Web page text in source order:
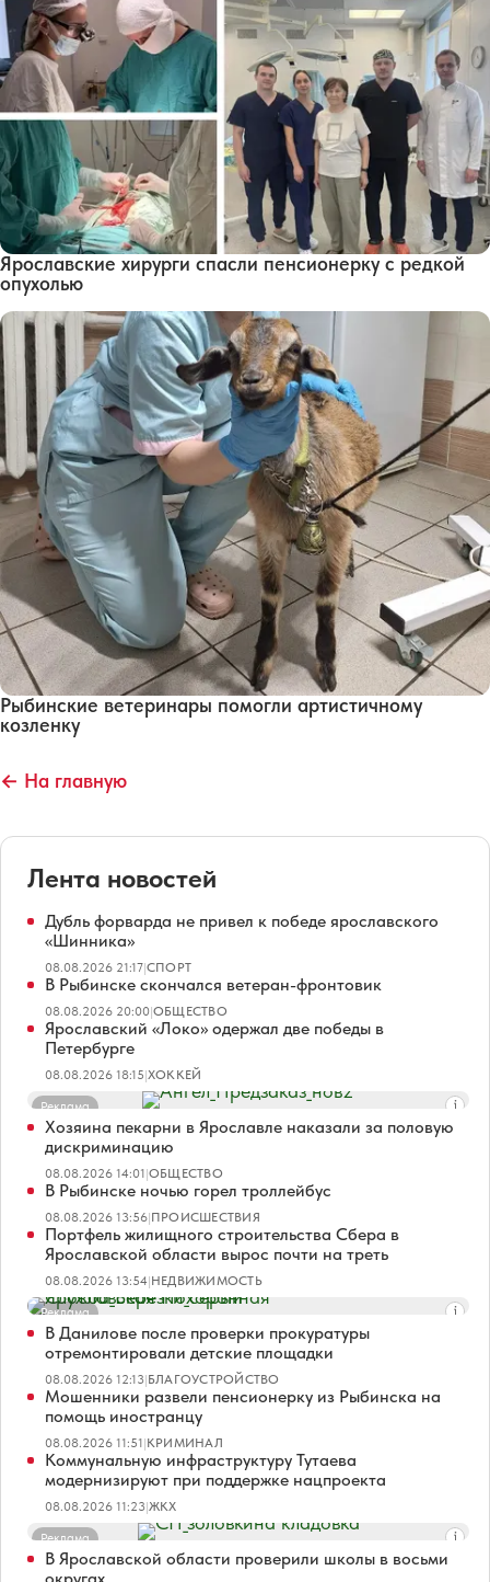
Ярославские хирурги спасли пенсионерку с редкой
опухолью
Рыбинские ветеринары помогли артистичному
козленку
← На главную
Лента новостей
Дубль форварда не привел к победе ярославского
«Шинника»
08.08.2026 21:17|СПОРТ
В Рыбинске скончался ветеран-фронтовик
08.08.2026 20:00|ОБЩЕСТВО
Ярославский «Локо» одержал две победы в
Петербурге
08.08.2026 18:15|ХОККЕЙ
Реклама
Хозяина пекарни в Ярославле наказали за половую
дискриминацию
08.08.2026 14:01|ОБЩЕСТВО
В Рыбинске ночью горел троллейбус
08.08.2026 13:56|ПРОИСШЕСТВИЯ
Портфель жилищного строительства Сбера в
Ярославской области вырос почти на треть
08.08.2026 13:54|НЕДВИЖИМОСТЬ
Реклама
В Данилове после проверки прокуратуры
отремонтировали детские площадки
08.08.2026 12:13|БЛАГОУСТРОЙСТВО
Мошенники развели пенсионерку из Рыбинска на
помощь иностранцу
08.08.2026 11:51|КРИМИНАЛ
Коммунальную инфраструктуру Тутаева
модернизируют при поддержке нацпроекта
08.08.2026 11:23|ЖКХ
Реклама
В Ярославской области проверили школы в восьми
округах